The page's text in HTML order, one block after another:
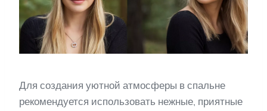
Для создания уютной атмосферы в спальне
рекомендуется использовать нежные, приятные